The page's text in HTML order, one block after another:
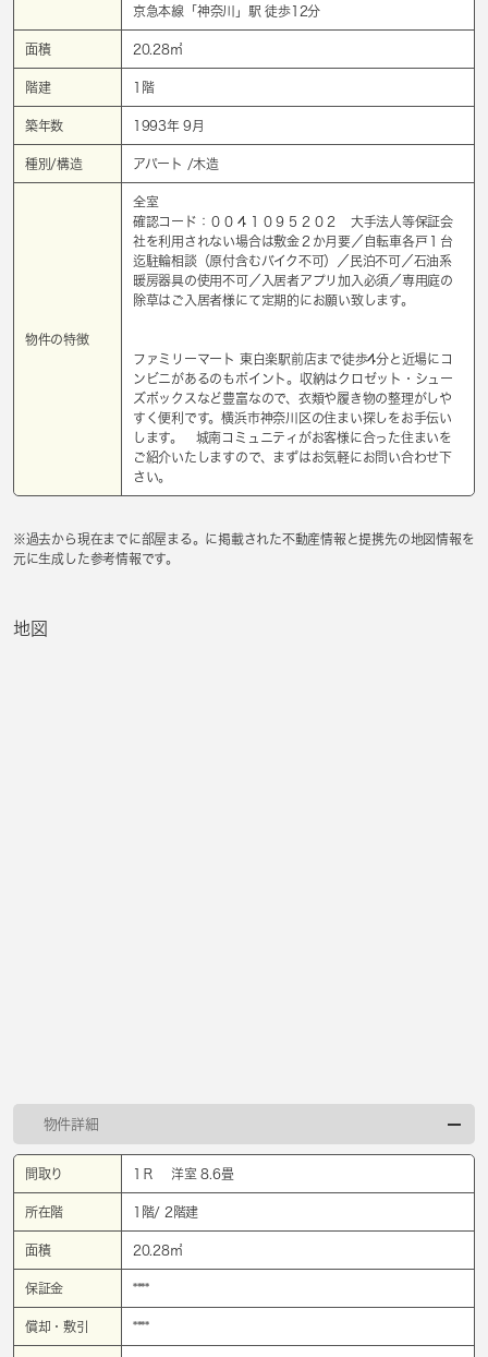
京急本線「 神奈川 」駅 徒歩12分
面積 20.28㎡
階建 1階
築年数 1993年 9月
種別/構造 アパート /木造
物件の特徴
全室
確認コード：００４１０９５２０２ 大手法人等保証会
社を利用されない場合は敷金２か月要／自転車各戸１台
迄駐輪相談（原付含むバイク不可）／民泊不可／石油系
暖房器具の使用不可／入居者アプリ加入必須／専用庭の
除草はご入居者様にて定期的にお願い致します。
ファミリーマート 東白楽駅前店まで徒歩4分と近場にコ
ンビニがあるのもポイント。収納はクロゼット・シュー
ズボックスなど豊富なので、衣類や履き物の整理がしや
すく便利です。横浜市神奈川区の住まい探しをお手伝い
します。 城南コミュニティがお客様に合った住まいを
ご紹介いたしますので、まずはお気軽にお問い合わせ下
さい。
※過去から現在までに部屋まる。に掲載された不動産情報と提携先の地図情報を
元に生成した参考情報です。
地図
物件詳細
間取り 1Ｒ 洋室 8.6畳
所在階 1階/ 2階建
面積 20.28㎡
保証金 ****
償却・敷引 ****